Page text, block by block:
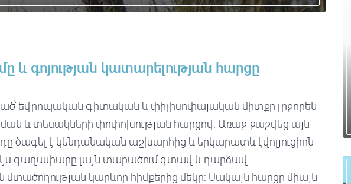
և գոյության կատարելության հարցը
եվրոպական գիտական և փիլիսոփայական միտքը լրջորեն
և տեսակների փոփոխության հարցով։ Առաջ քաշվեց այն
ծագել է կենդանական աշխարհից և երկարատև էվոլյուցիոն
Այս գաղափարը լայն տարածում գտավ և դարձավ
կարևոր հիմքերից մեկը։ Սակայն հարցը միայն